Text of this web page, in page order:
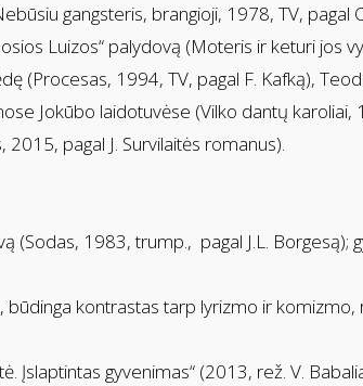
gangsteris, brangioji, 1978, TV, pagal
Luizos“ palydovą (Moteris ir keturi jos
(Procesas, 1994, TV, pagal F. Kafką),
Jokūbo laidotuvėse (Vilko dantų karoliai,
pagal J. Survilaitės romanus).
1983, trump., pagal J.L. Borgesą);
kontrastas tarp lyrizmo ir
Įslaptintas gyvenimas“ (2013, rež. V.